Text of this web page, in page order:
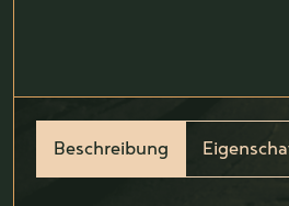
Beschreibung